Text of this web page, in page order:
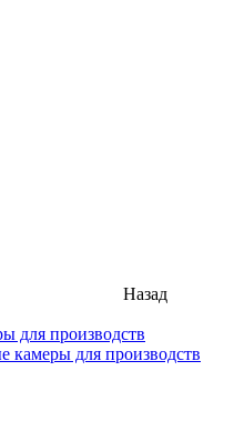
Назад
для производств
камеры для производств